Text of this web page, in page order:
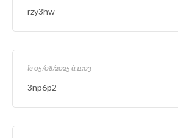
rzy3hw
le 05/08/2025 à 11:03
3np6p2